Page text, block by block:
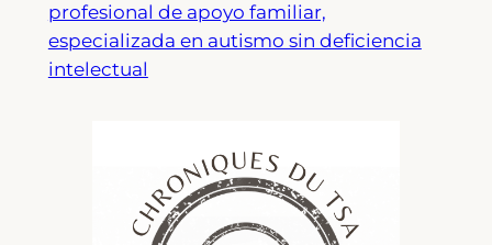
profesional de apoyo familiar,
especializada en autismo sin deficiencia
intelectual